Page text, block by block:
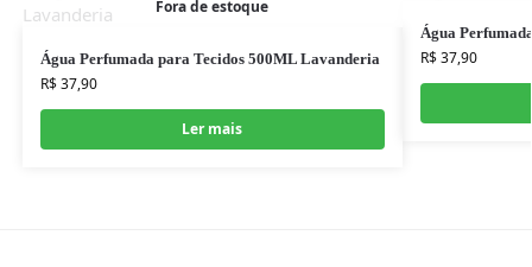
Fora de estoque
Água Perfumada para Tecidos 500ML Lavanderia
R$37,90
Ler mais
Água
R$37,90